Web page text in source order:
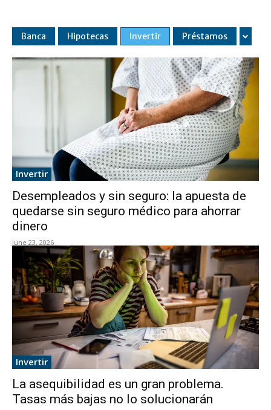
Banca Hipotecas Invertir Préstamos
Invertir
Desempleados y sin seguro: la apuesta de
quedarse sin seguro médico para ahorrar
dinero
June 23, 2026
Invertir
La asequibilidad es un gran problema.
Tasas más bajas no lo solucionarán